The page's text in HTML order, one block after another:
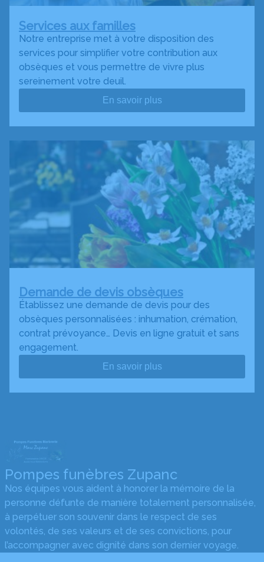
Services aux familles
Notre entreprise met à votre disposition des
services pour simplifier votre contribution aux
obsèques et vous permettre de vivre plus
sereinement votre deuil.
En savoir plus
Demande de devis obsèques
Établissez une demande de devis pour des
obsèques personnalisées : inhumation, crémation,
contrat prévoyance… Devis en ligne gratuit et sans
engagement.
En savoir plus
Pompes funèbres Zupanc
Nos équipes vous aident à honorer la mémoire de la
personne défunte de manière totalement personnalisée,
à perpétuer son souvenir dans le respect de ses
volontés, de ses valeurs et de ses convictions, pour
l’accompagner avec dignité dans son dernier voyage.